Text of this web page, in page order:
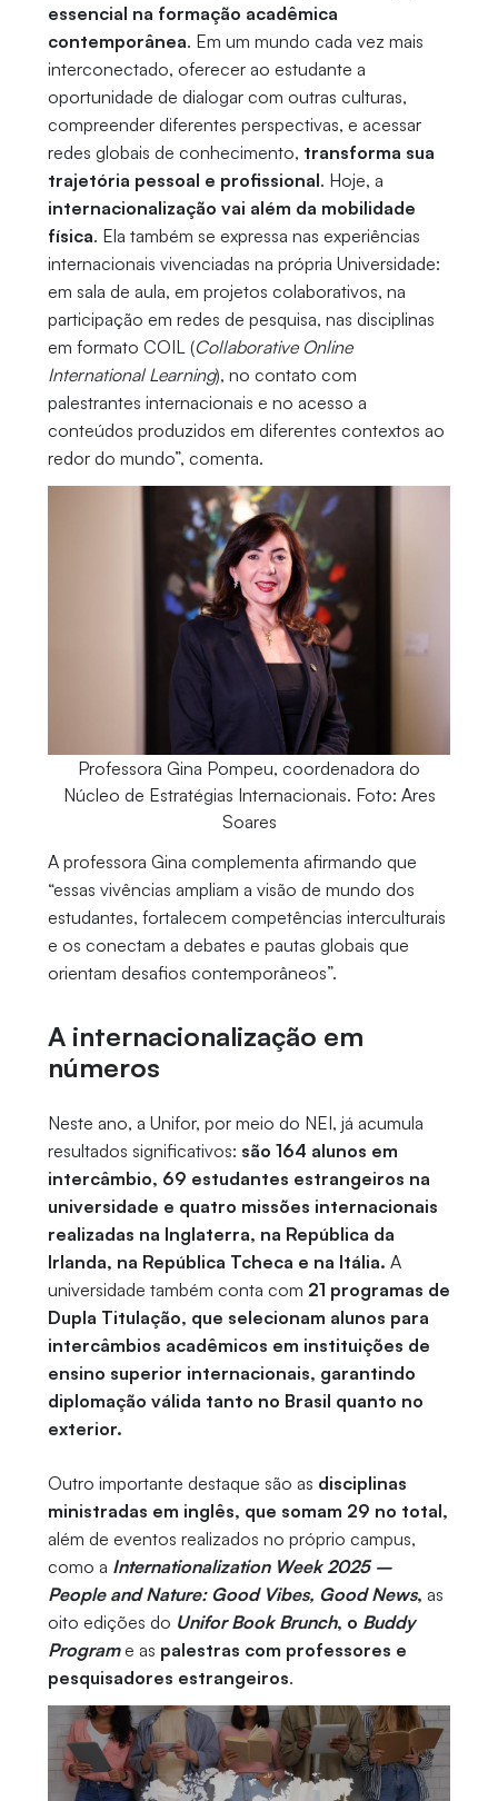
essencial na formação acadêmica
contemporânea. Em um mundo cada vez mais
interconectado, oferecer ao estudante a
oportunidade de dialogar com outras culturas,
compreender diferentes perspectivas, e acessar
redes globais de conhecimento, transforma sua
trajetória pessoal e profissional. Hoje, a
internacionalização vai além da mobilidade
física. Ela também se expressa nas experiências
internacionais vivenciadas na própria Universidade:
em sala de aula, em projetos colaborativos, na
participação em redes de pesquisa, nas disciplinas
em formato COIL (Collaborative Online
International Learning), no contato com
palestrantes internacionais e no acesso a
conteúdos produzidos em diferentes contextos ao
redor do mundo”, comenta.
Professora Gina Pompeu, coordenadora do
Núcleo de Estratégias Internacionais. Foto: Ares
Soares
A professora Gina complementa afirmando que
“essas vivências ampliam a visão de mundo dos
estudantes, fortalecem competências interculturais
e os conectam a debates e pautas globais que
orientam desafios contemporâneos”.
A internacionalização em
números
Neste ano, a Unifor, por meio do NEI, já acumula
resultados significativos: são 164 alunos em
intercâmbio, 69 estudantes estrangeiros na
universidade e quatro missões internacionais
realizadas na Inglaterra, na República da
Irlanda, na República Tcheca e na Itália. A
universidade também conta com 21 programas de
Dupla Titulação, que selecionam alunos para
intercâmbios acadêmicos em instituições de
ensino superior internacionais, garantindo
diplomação válida tanto no Brasil quanto no
exterior.
Outro importante destaque são as disciplinas
ministradas em inglês, que somam 29 no total,
além de eventos realizados no próprio campus,
como a Internationalization Week 2025 –
People and Nature: Good Vibes, Good News, as
oito edições do Unifor Book Brunch, o Buddy
Program e as palestras com professores e
pesquisadores estrangeiros.